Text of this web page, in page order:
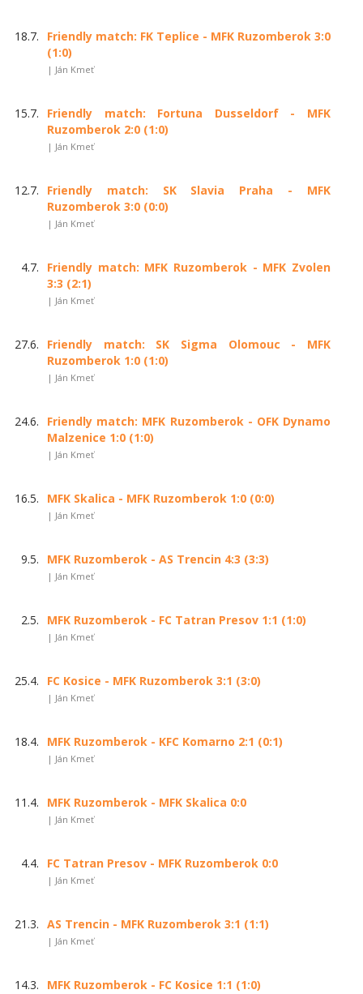
18.7.
Friendly match: FK Teplice - MFK Ruzomberok 3:0
(1:0)
| Ján Kmeť
15.7.
Friendly match: Fortuna Dusseldorf - MFK
Ruzomberok 2:0 (1:0)
| Ján Kmeť
12.7.
Friendly match: SK Slavia Praha - MFK
Ruzomberok 3:0 (0:0)
| Ján Kmeť
4.7.
Friendly match: MFK Ruzomberok - MFK Zvolen
3:3 (2:1)
| Ján Kmeť
27.6.
Friendly match: SK Sigma Olomouc - MFK
Ruzomberok 1:0 (1:0)
| Ján Kmeť
24.6.
Friendly match: MFK Ruzomberok - OFK Dynamo
Malzenice 1:0 (1:0)
| Ján Kmeť
16.5. MFK Skalica - MFK Ruzomberok 1:0 (0:0)
| Ján Kmeť
9.5. MFK Ruzomberok - AS Trencin 4:3 (3:3)
| Ján Kmeť
2.5. MFK Ruzomberok - FC Tatran Presov 1:1 (1:0)
| Ján Kmeť
25.4. FC Kosice - MFK Ruzomberok 3:1 (3:0)
| Ján Kmeť
18.4. MFK Ruzomberok - KFC Komarno 2:1 (0:1)
| Ján Kmeť
11.4. MFK Ruzomberok - MFK Skalica 0:0
| Ján Kmeť
4.4. FC Tatran Presov - MFK Ruzomberok 0:0
| Ján Kmeť
21.3. AS Trencin - MFK Ruzomberok 3:1 (1:1)
| Ján Kmeť
14.3. MFK Ruzomberok - FC Kosice 1:1 (1:0)